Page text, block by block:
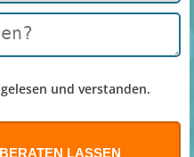
gelesen und verstanden.